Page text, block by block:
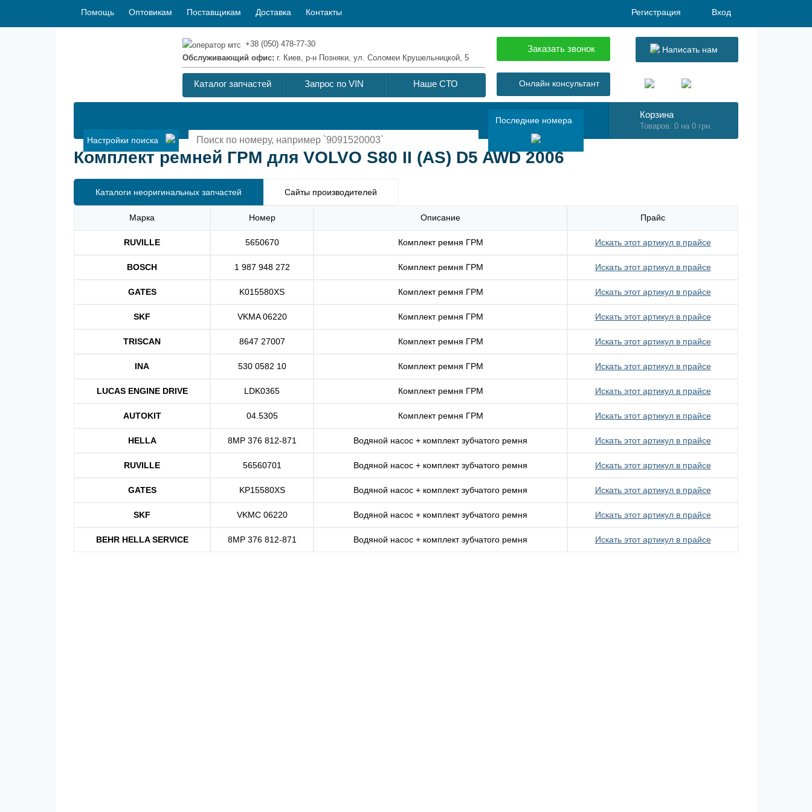
Помощь Оптовикам Поставщикам Доставка Контакты Регистрация Вход
+38 (050) 478-77-30
Обслуживающий офис: г. Киев, р-н Позняки, ул. Соломеи Крушельницкой, 5
Каталог запчастей Запрос по VIN Наше СТО
Написать нам
Заказать звонок
Онлайн консультант
Настройки поиска
Последние номера
Корзина
Товаров: 0 на 0 грн.
Комплект ремней ГРМ для VOLVO S80 II (AS) D5 AWD 2006
Каталоги неоригинальных запчастей Сайты производителей
Марка Номер Описание Прайс
RUVILLE 5650670 Комплект ремня ГРМ Искать этот артикул в прайсе
BOSCH 1 987 948 272 Комплект ремня ГРМ Искать этот артикул в прайсе
GATES K015580XS Комплект ремня ГРМ Искать этот артикул в прайсе
SKF VKMA 06220 Комплект ремня ГРМ Искать этот артикул в прайсе
TRISCAN 8647 27007 Комплект ремня ГРМ Искать этот артикул в прайсе
INA 530 0582 10 Комплект ремня ГРМ Искать этот артикул в прайсе
LUCAS ENGINE DRIVE LDK0365 Комплект ремня ГРМ Искать этот артикул в прайсе
AUTOKIT 04.5305 Комплект ремня ГРМ Искать этот артикул в прайсе
HELLA 8MP 376 812-871 Водяной насос + комплект зубчатого ремня Искать этот артикул в прайсе
RUVILLE 56560701 Водяной насос + комплект зубчатого ремня Искать этот артикул в прайсе
GATES KP15580XS Водяной насос + комплект зубчатого ремня Искать этот артикул в прайсе
SKF VKMC 06220 Водяной насос + комплект зубчатого ремня Искать этот артикул в прайсе
BEHR HELLA SERVICE 8MP 376 812-871 Водяной насос + комплект зубчатого ремня Искать этот артикул в прайсе